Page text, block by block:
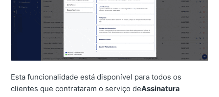
Esta funcionalidade está disponível para todos os
clientes que contrataram o serviço deAssinatura